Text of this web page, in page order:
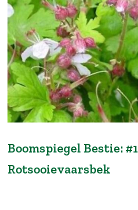
Boomspiegel Bestie: #1
Rotsooievaarsbek